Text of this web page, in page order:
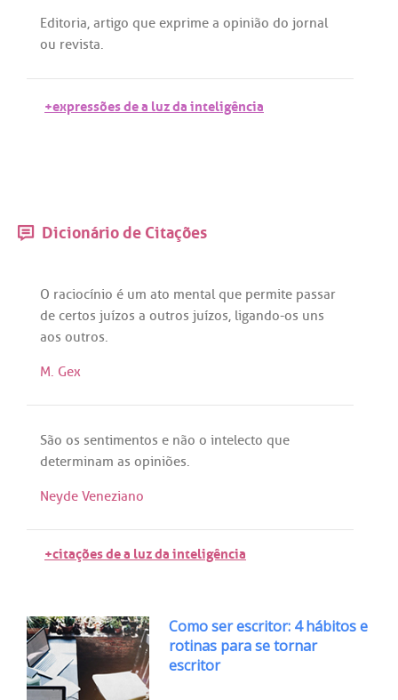
Editoria, artigo que exprime a opinião do jornal
ou revista.
+expressões de a luz da inteligência
Dicionário de Citações
O raciocínio é um ato mental que permite passar
de certos juízos a outros juízos, ligando-os uns
aos outros.
M. Gex
São os sentimentos e não o intelecto que
determinam as opiniões.
Neyde Veneziano
+citações de a luz da inteligência
Como ser escritor: 4 hábitos e
rotinas para se tornar
escritor